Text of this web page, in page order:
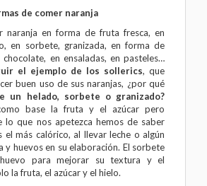
de comer naranja
naranja en forma de fruta fresca, en
en sorbete, granizada, en forma de
chocolate, en ensaladas, en pasteles…
el ejemplo de los sollerics, que
buen uso de sus naranjas, ¿por qué
un helado, sorbete o granizado?
base la fruta y el azúcar pero
lo que nos apetezca hemos de saber
el más calórico, al llevar leche o algún
y huevos en su elaboración. El sorbete
para mejorar su textura y el
la fruta, el azúcar y el hielo.